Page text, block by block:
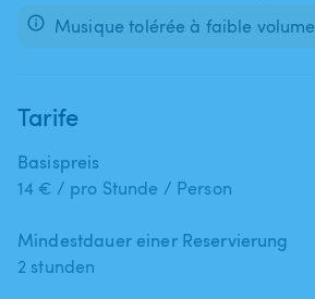
Musique tolérée à faible volume
Tarife
Basispreis
14 € / pro Stunde / Person
Mindestdauer einer Reservierung
2 stunden